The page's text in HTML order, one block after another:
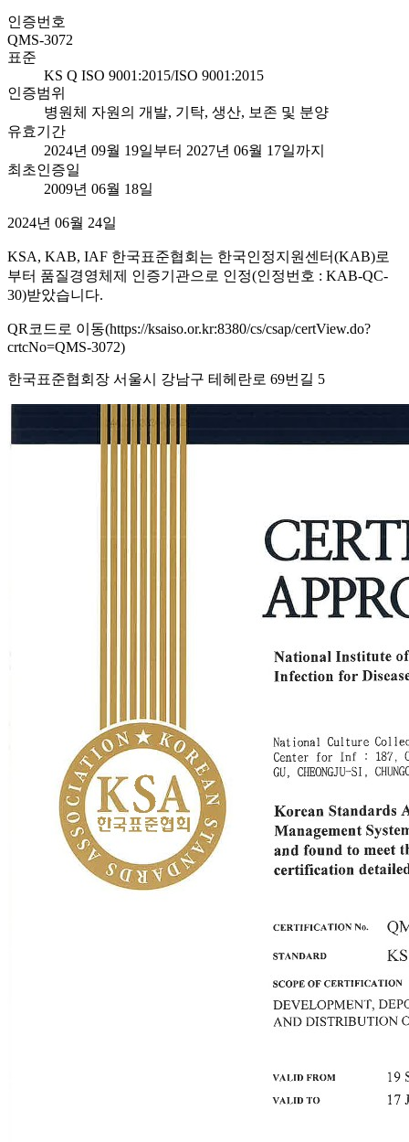
인증번호
QMS-3072
표준
KS Q ISO 9001:2015/ISO 9001:2015
인증범위
병원체 자원의 개발, 기탁, 생산, 보존 및 분양
유효기간
2024년 09월 19일부터 2027년 06월 17일까지
최초인증일
2009년 06월 18일
2024년 06월 24일
KSA, KAB, IAF 한국표준협회는 한국인정지원센터(KAB)로
부터 품질경영체제 인증기관으로 인정(인정번호 : KAB-QC-
30)받았습니다.
QR코드로 이동(https://ksaiso.or.kr:8380/cs/csap/certView.do?
crtcNo=QMS-3072)
한국표준협회장 서울시 강남구 테헤란로 69번길 5